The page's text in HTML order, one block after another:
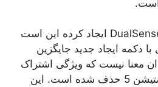
است.
تغییر عمده دیگری که DualSense ایجاد کرده این است
دکمه ایجاد جدید جایگزین
معنا نیست که ویژگی اشتراک
گذاری از کنترلر پلی استیشن 5 حذف شده است. این